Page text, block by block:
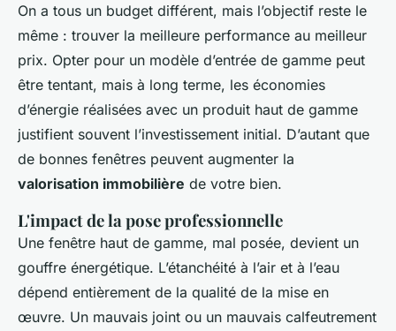
On a tous un budget différent, mais l’objectif reste le
même : trouver la meilleure performance au meilleur
prix. Opter pour un modèle d’entrée de gamme peut
être tentant, mais à long terme, les économies
d’énergie réalisées avec un produit haut de gamme
justifient souvent l’investissement initial. D’autant que
de bonnes fenêtres peuvent augmenter la
valorisation immobilière de votre bien.
L'impact de la pose professionnelle
Une fenêtre haut de gamme, mal posée, devient un
gouffre énergétique. L’étanchéité à l’air et à l’eau
dépend entièrement de la qualité de la mise en
œuvre. Un mauvais joint ou un mauvais calfeutrement